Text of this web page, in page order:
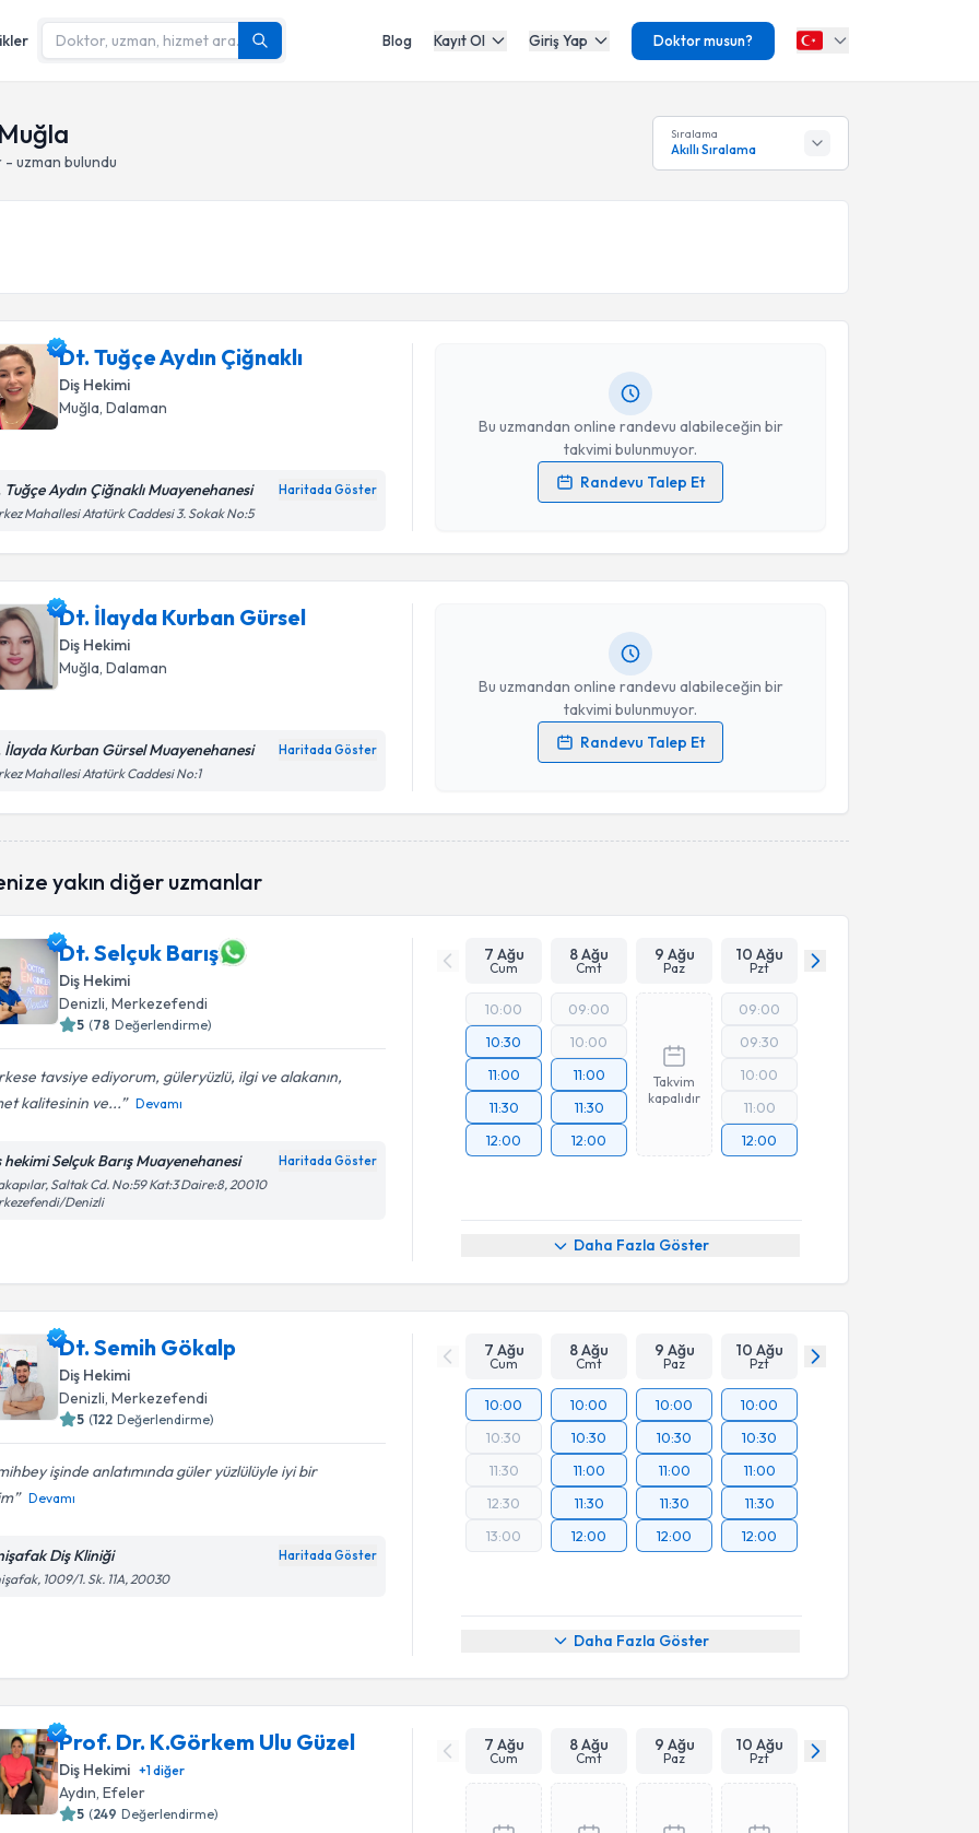
Blog Kayıt Ol Giriş Yap Doktor musun?
uzman bulundu
Sıralama
Akıllı Sıralama
Dt. Tuğçe Aydın Çiğnaklı
Diş Hekimi
Muğla, Dalaman
Tuğçe Aydın Çiğnaklı Muayenehanesi Haritada Göster
Mahallesi Atatürk Caddesi 3. Sokak No:5
Bu uzmandan online randevu alabileceğin bir
takvimi bulunmuyor.
Randevu Talep Et
Kişisel verilerimin işlenmesine ilişkinAydınlatma Metni
işlenmesini kabul ediyorum.
Dt. İlayda Kurban Gürsel
Diş Hekimi
Muğla, Dalaman
İlayda Kurban Gürsel Muayenehanesi Haritada Göster
Mahallesi Atatürk Caddesi No:1
Bu uzmandan online randevu alabileceğin bir
takvimi bulunmuyor.
Randevu Talep Et
Randevu Takvimi Talebi
Kişisel verilerimin işlenmesine ilişkinAydınlatma Metni
işlenmesini kabul ediyorum.
yakın diğer uzmanlar
Dt. Selçuk Barış
Diş Hekimi
Denizli, Merkezefendi
5 (78 Değerlendirme)
tavsiye ediyorum, güleryüzlü, ilgi ve alakanın,
kalitesinin ve...
Devamı
hekimi Selçuk Barış Muayenehanesi Haritada Göster
Saltak Cd. No:59 Kat:3 Daire:8, 20010
Denizli
7 Ağu
Cum
8 Ağu
Cmt
9 Ağu
Paz
10 Ağu
Pzt
10:00
10:30
11:00
11:30
12:00
09:00
10:00
11:00
11:30
12:00
Takvim
kapalıdır
09:00
09:30
10:00
11:00
12:00
Daha Fazla Göster
Dt. Semih Gökalp
Diş Hekimi
Denizli , Merkezefendi
5 (122 Değerlendirme)
işinde anlatımında güler yüzlülüyle iyi bir
Devamı
Diş Kliniği Haritada Göster
1009/1. Sk. 11A, 20030
7 Ağu
Cum
8 Ağu
Cmt
9 Ağu
Paz
10 Ağu
Pzt
10:00
10:30
11:30
12:30
13:00
10:00
10:30
11:00
11:30
12:00
10:00
10:30
11:00
11:30
12:00
10:00
10:30
11:00
11:30
12:00
Daha Fazla Göster
Prof. Dr. K.Görkem Ulu Güzel
Diş Hekimi +1diğer
Aydın, Efeler
5 (249 Değerlendirme)
7 Ağu
Cum
8 Ağu
Cmt
9 Ağu
Paz
10 Ağu
Pzt